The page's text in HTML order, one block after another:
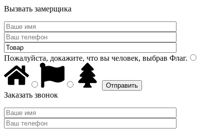
Вызвать замерщика
Пожалуйста, докажите, что вы человек, выбрав Флаг.
Заказать звонок